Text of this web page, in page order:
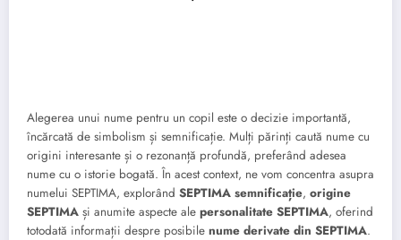
Alegerea unui nume pentru un copil este o decizie importantă,
încărcată de simbolism și semnificație. Mulți părinți caută nume cu
origini interesante și o rezonanță profundă, preferând adesea
nume cu o istorie bogată. În acest context, ne vom concentra asupra
numelui SEPTIMA, explorând SEPTIMA semnificație, origine
SEPTIMA și anumite aspecte ale personalitate SEPTIMA, oferind
totodată informații despre posibile nume derivate din SEPTIMA.